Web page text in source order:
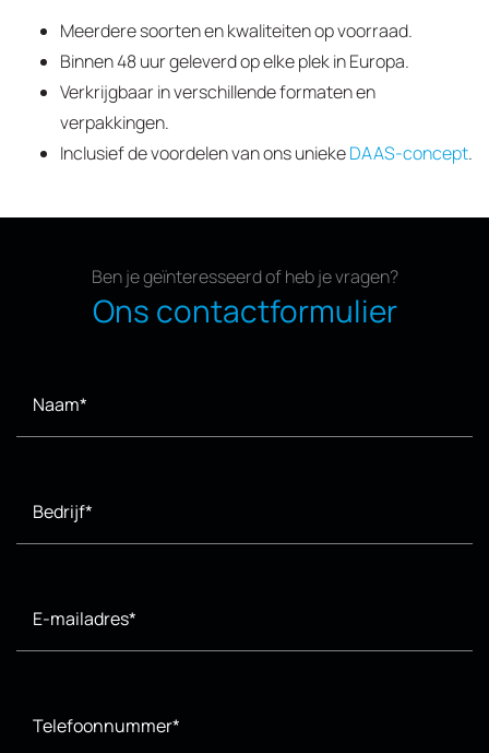
Meerdere soorten en kwaliteiten op voorraad.
Binnen 48 uur geleverd op elke plek in Europa.
Verkrijgbaar in verschillende formaten en
verpakkingen.
Inclusief de voordelen van ons uniekeDAAS-concept.
Ben je geïnteresseerd of heb je vragen?
Ons contactformulier
Naam*
Bedrijf*
E-mailadres*
Telefoonnummer*